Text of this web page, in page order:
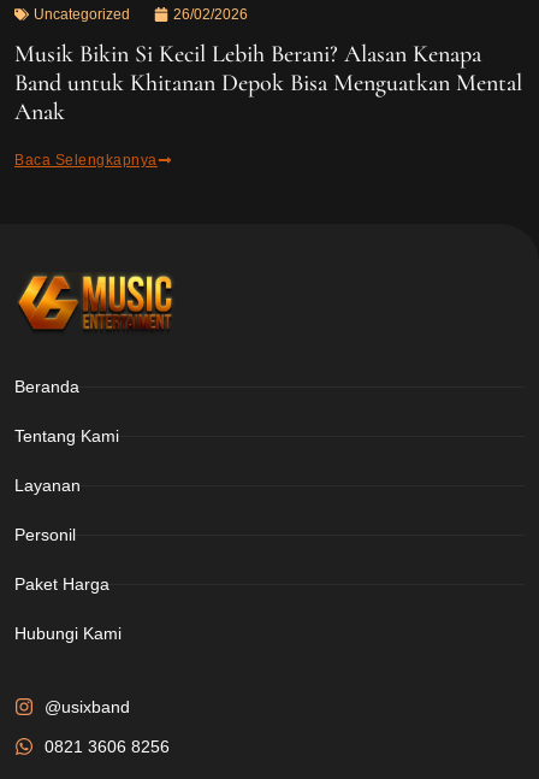
Uncategorized 26/02/2026
Musik Bikin Si Kecil Lebih Berani? Alasan Kenapa
Band untuk Khitanan Depok Bisa Menguatkan Mental
Anak
Baca Selengkapnya
@usixband
0821 3606 8256
Beranda
Tentang Kami
Layanan
Personil
Paket Harga
Hubungi Kami